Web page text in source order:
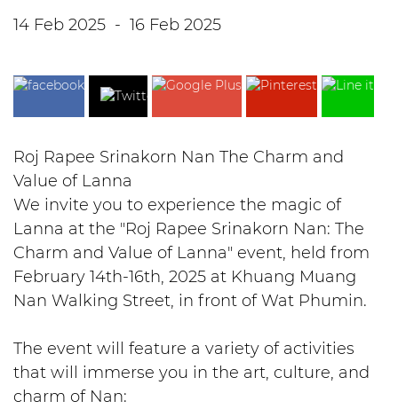
14 Feb 2025 - 16 Feb 2025
Roj Rapee Srinakorn Nan The Charm and
Value of Lanna
We invite you to experience the magic of
Lanna at the "Roj Rapee Srinakorn Nan: The
Charm and Value of Lanna" event, held from
February 14th-16th, 2025 at Khuang Muang
Nan Walking Street, in front of Wat Phumin.
The event will feature a variety of activities
that will immerse you in the art, culture, and
charm of Nan: